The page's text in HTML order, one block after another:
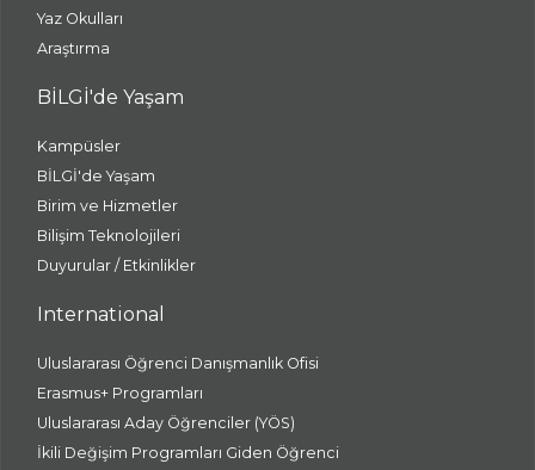
Yaz Okulları
Araştırma
BİLGİ'de Yaşam
Kampüsler
BİLGİ'de Yaşam
Birim ve Hizmetler
Bilişim Teknolojileri
Duyurular / Etkinlikler
International
Uluslararası Öğrenci Danışmanlık Ofisi
Erasmus+ Programları
Uluslararası Aday Öğrenciler (YÖS)
İkili Değişim Programları Giden Öğrenci